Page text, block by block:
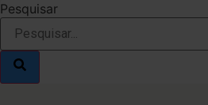
Pesquisar